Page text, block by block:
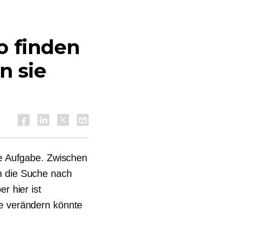
finden
sie
Aufgabe. Zwischen
die Suche nach
hier ist
verändern könnte